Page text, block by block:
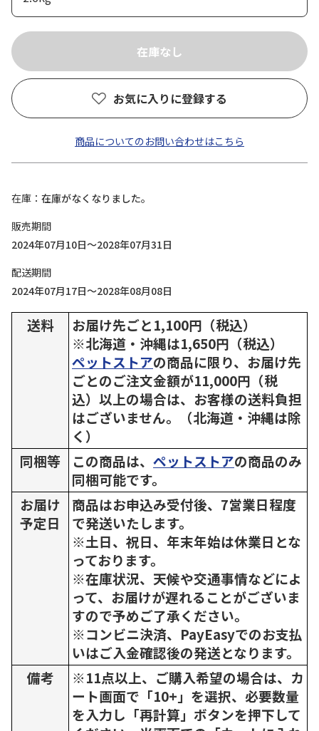
お気に入りに登録する
商品についてのお問い合わせはこちら
在庫
在庫がなくなりました。
販売期間
2024年07月10日～2028年07月31日
配送期間
2024年07月17日～2028年08月08日
送料
お届け先ごと1,100円（税込）
※北海道・沖縄は1,650円（税込）
ペットストアの商品に限り、お届け先
ごとのご注文金額が11,000円（税
込）以上の場合は、お客様の送料負担
はございません。（北海道・沖縄は除
く）
同梱等
この商品は、 ペットストアの商品のみ
同梱可能です。
お届け
予定日
商品はお申込み受付後、7営業日程度
で発送いたします。
※土日、祝日、年末年始は休業日とな
っております。
※在庫状況、天候や交通事情などによ
って、お届けが遅れることがございま
すので予めご了承ください。
※コンビニ決済、PayEasyでのお支払
いはご入金確認後の発送となります。
備考
※11点以上、ご購入希望の場合は、カ
ート画面で「10+」を選択、必要数量
を入力し「再計算」ボタンを押下して